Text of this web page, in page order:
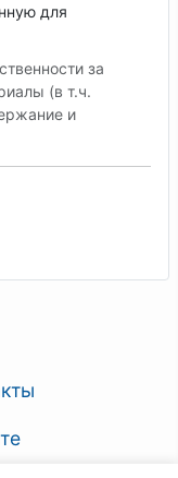
для
за
(в т.ч.
и